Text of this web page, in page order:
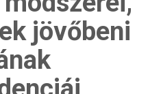
jövőbeni